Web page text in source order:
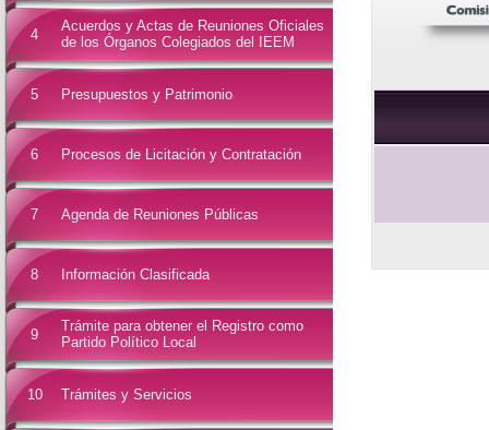
4
Acuerdos y Actas de Reuniones Oficiales
de los Órganos Colegiados del IEEM
5 Presupuestos y Patrimonio
6 Procesos de Licitación y Contratación
7 Agenda de Reuniones Públicas
8 Información Clasificada
9
Trámite para obtener el Registro como
Partido Político Local
10 Trámites y Servicios